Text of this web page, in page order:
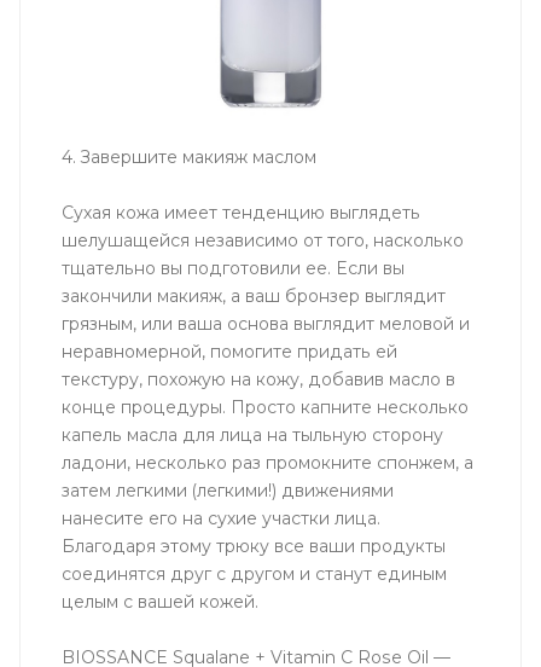
4. Завершите макияж маслом
Сухая кожа имеет тенденцию выглядеть
шелушащейся независимо от того, насколько
тщательно вы подготовили ее. Если вы
закончили макияж, а ваш бронзер выглядит
грязным, или ваша основа выглядит меловой и
неравномерной, помогите придать ей
текстуру, похожую на кожу, добавив масло в
конце процедуры. Просто капните несколько
капель масла для лица на тыльную сторону
ладони, несколько раз промокните спонжем, а
затем легкими (легкими!) движениями
нанесите его на сухие участки лица.
Благодаря этому трюку все ваши продукты
соединятся друг с другом и станут единым
целым с вашей кожей.
BIOSSANCE Squalane + Vitamin C Rose Oil —